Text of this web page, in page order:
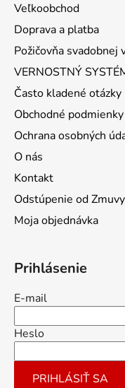
Veľkoobchod
Doprava a platba
Požičovňa svadobnej
VERNOSTNÝ
Často kladené otázky
Obchodné podmienky
Ochrana osobných
O nás
Kontakt
Odstúpenie od Zmuvy
Moja objednávka
Prihlásenie
E-mail
Heslo
PRIHLÁSIŤ SA